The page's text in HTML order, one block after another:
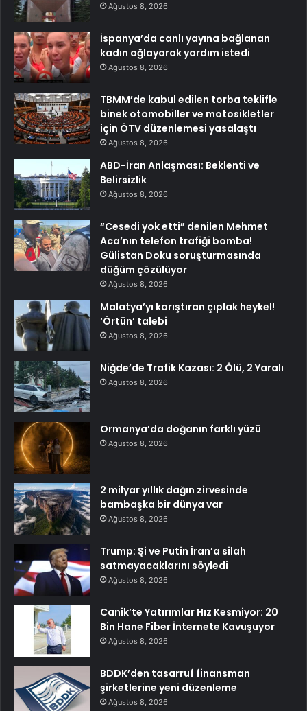
Ağustos 8, 2026
İspanya’da canlı yayına bağlanan
kadın ağlayarak yardım istedi
Ağustos 8, 2026
TBMM’de kabul edilen torba teklifle
binek otomobiller ve motosikletler
için ÖTV düzenlemesi yasalaştı
Ağustos 8, 2026
ABD-İran Anlaşması: Beklenti ve
Belirsizlik
Ağustos 8, 2026
“Cesedi yok etti” denilen Mehmet
Aca’nın telefon trafiği bomba!
Gülistan Doku soruşturmasında
düğüm çözülüyor
Ağustos 8, 2026
Malatya’yı karıştıran çıplak heykel!
‘Örtün’ talebi
Ağustos 8, 2026
Niğde’de Trafik Kazası: 2 Ölü, 2 Yaralı
Ağustos 8, 2026
Ormanya’da doğanın farklı yüzü
Ağustos 8, 2026
2 milyar yıllık dağın zirvesinde
bambaşka bir dünya var
Ağustos 8, 2026
Trump: Şi ve Putin İran’a silah
satmayacaklarını söyledi
Ağustos 8, 2026
Canik’te Yatırımlar Hız Kesmiyor: 20
Bin Hane Fiber İnternete Kavuşuyor
Ağustos 8, 2026
BDDK’den tasarruf finansman
şirketlerine yeni düzenleme
Ağustos 8, 2026